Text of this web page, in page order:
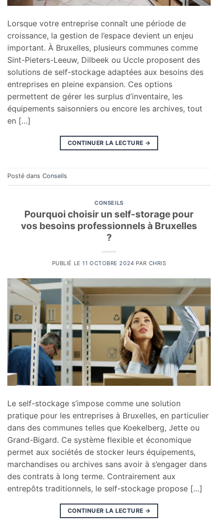
Lorsque votre entreprise connaît une période de
croissance, la gestion de l’espace devient un enjeu
important. À Bruxelles, plusieurs communes comme
Sint-Pieters-Leeuw, Dilbeek ou Uccle proposent des
solutions de self-stockage adaptées aux besoins des
entreprises en pleine expansion. Ces options
permettent de gérer les surplus d’inventaire, les
équipements saisonniers ou encore les archives, tout
en […]
CONTINUER LA LECTURE →
Posté dans Conseils
CONSEILS
Pourquoi choisir un self-storage pour
vos besoins professionnels à Bruxelles
?
PUBLIÉ LE11 OCTOBRE 2024 PAR CHRIS
Le self-stockage s’impose comme une solution
pratique pour les entreprises à Bruxelles, en particulier
dans des communes telles que Koekelberg, Jette ou
Grand-Bigard. Ce système flexible et économique
permet aux sociétés de stocker leurs équipements,
marchandises ou archives sans avoir à s’engager dans
des contrats à long terme. Contrairement aux
entrepôts traditionnels, le self-stockage propose […]
CONTINUER LA LECTURE →